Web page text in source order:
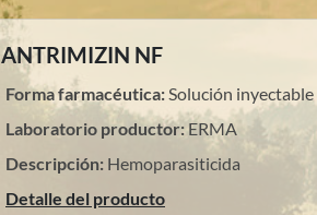
ANTRIMIZIN NF
Forma farmacéutica:Solución inyectable
Laboratorio productor: ERMA
Descripción: Hemoparasiticida
Detalle del producto